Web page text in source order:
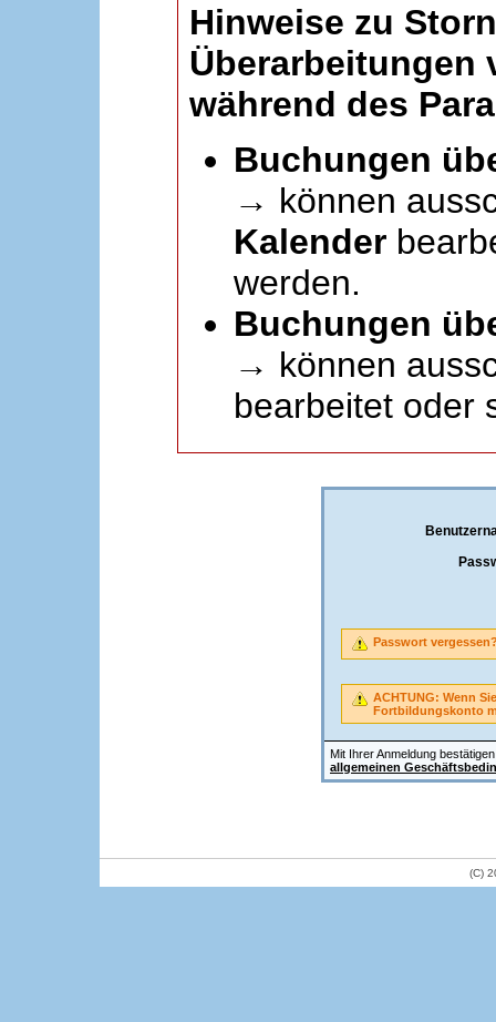
Hinweise zu
Überarbeitungen
während des
Buchungen
→ können
Kalender
werden.
Buchungen
→ können
bearbeitet oder
Mit Ihrer Anmeldung
allgemeinen
Passwort
ACHTUNG: Wenn
Fortbildungskonto
(C)